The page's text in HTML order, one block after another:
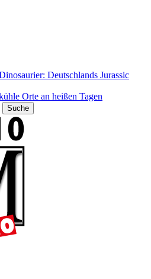
Deutschlands Jurassic
Orte an heißen Tagen